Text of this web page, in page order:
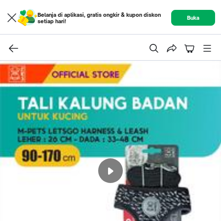
Belanja di aplikasi, gratis ongkir & kupon diskon
setiap hari!
Buka